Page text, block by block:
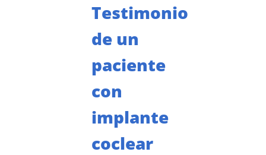
Testimonio
de un
paciente
con
implante
coclear